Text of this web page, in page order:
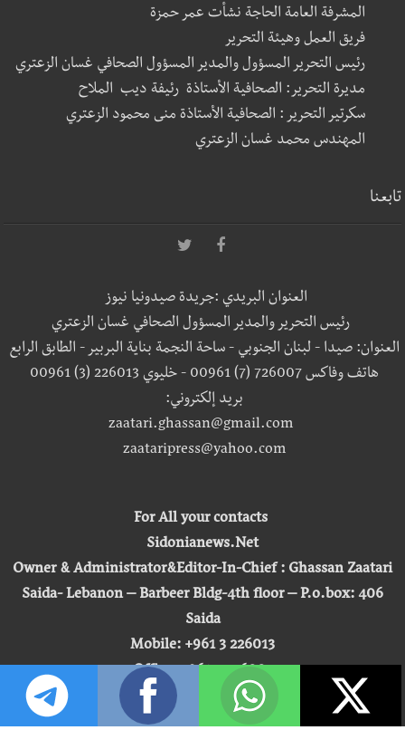
المشرفة العامة الحاجة نشأت عمر حمزة
فريق العمل وهيئة التحرير
رئيس التحرير المسؤول والمدير المسؤول الصحافي غسان الزعتري
مديرة التحرير: الصحافية الأستاذة رئيفة ديب الملاح
سكرتير التحرير : الصحافية الأستاذة منى محمود الزعتري
المهندس محمد غسان الزعتري
تابعنا
العنوان البريدي :جريدة صيدونيا نيوز
رئيس التحرير والمدير المسؤول الصحافي غسان الزعتري
العنوان: صيدا - لبنان الجنوبي - ساحة النجمة بناية البربير - الطابق الرابع
هاتف وفاكس 726007 (7) 00961 - خليوي 226013 (3) 00961
بريد إلكتروني:
zaatari.ghassan@gmail.com
zaataripress@yahoo.com
For All your contacts
Sidonianews.Net
Owner & Administrator&Editor-In-Chief : Ghassan Zaatari
Saida- Lebanon – Barbeer Bldg-4th floor – P.o.box: 406
Saida
Mobile: +961 3 226013
Office: +961 7 726007
Email:
zaatari.ghassan@gmail.com